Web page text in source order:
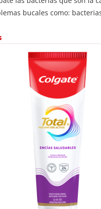
bucales como: